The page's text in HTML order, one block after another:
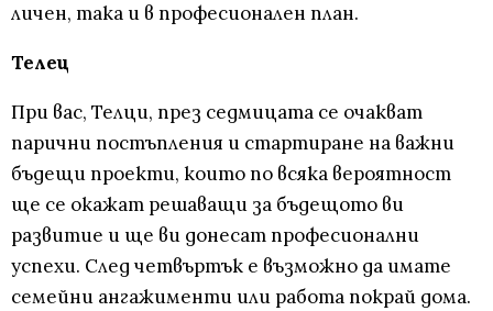
личен, така и в професионален план.
Телец
При вас, Телци, през седмицата се очакват
парични постъпления и стартиране на важни
бъдещи проекти, които по всяка вероятност
ще се окажат решаващи за бъдещото ви
развитие и ще ви донесат професионални
успехи. След четвъртък е възможно да имате
семейни ангажименти или работа покрай дома.